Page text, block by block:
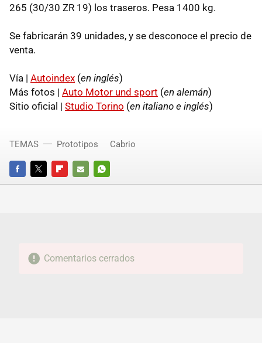
265 (30/30 ZR 19) los traseros. Pesa 1400 kg.
Se fabricarán 39 unidades, y se desconoce el precio de
venta.
Vía | Autoindex (en inglés)
Más fotos | Auto Motor und sport (en alemán)
Sitio oficial | Studio Torino (en italiano e inglés)
FACEBOOKTWITTERFLIPBOARD
E-
WHATSAPP
TEMAS Prototipos Cabrio
Comentarios cerrados